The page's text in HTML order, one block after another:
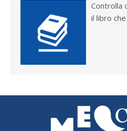
Controlla
il libro